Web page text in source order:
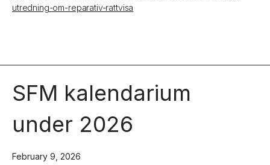
utredning-om-reparativ-rattvisa
SFM kalendarium
under 2026
February 9, 2026